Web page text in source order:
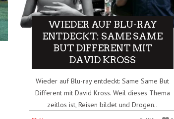
WIEDER AUF BLU-RAY
ENTDECKT: SAME SAME
BUT DIFFERENT MIT
DAVID KROSS
Wieder auf Blu-ray entdeckt: Same Same But
Different mit David Kross. Weil dieses Thema
zeitlos ist, Reisen bildet und Drogen..